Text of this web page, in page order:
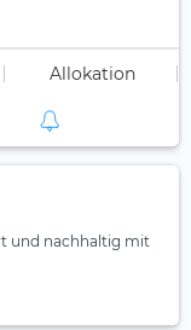
Allokation
und nachhaltig mit